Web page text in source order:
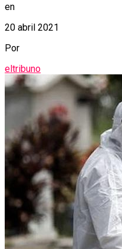
en
20 abril 2021
Por
eltribuno